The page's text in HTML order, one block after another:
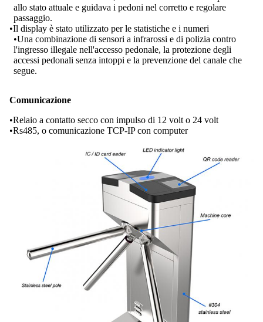
allo stato attuale e guidava i pedoni nel corretto e regolare
passaggio.
•Il display è stato utilizzato per le statistiche e i numeri
•Una combinazione di sensori a infrarossi e di polizia contro
l'ingresso illegale nell'accesso pedonale, la protezione degli
accessi pedonali senza intoppi e la prevenzione del canale che
segue.
Comunicazione
•Relaio a contatto secco con impulso di 12 volt o 24 volt
•Rs485, o comunicazione TCP-IP con computer